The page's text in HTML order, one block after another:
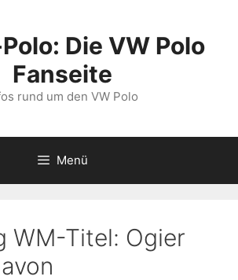
Die VW Polo
Fanseite
rund um den VW Polo
Menü
WM-Titel: Ogier